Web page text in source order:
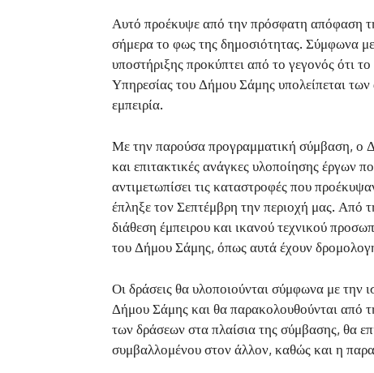
Αυτό προέκυψε από την πρόσφατη απόφαση
σήμερα το φως της δημοσιότητας. Σύμφωνα
υποστήριξης προκύπτει από το γεγονός ότι
Υπηρεσίας του Δήμου Σάμης υπολείπεται
εμπειρία.
Με την παρούσα προγραμματική σύμβαση, ο
και επιτακτικές ανάγκες υλοποίησης έργων
αντιμετωπίσει τις καταστροφές που
έπληξε τον Σεπτέμβρη την περιοχή μας. Από
διάθεση έμπειρου και ικανού τεχνικού
του Δήμου Σάμης, όπως αυτά έχουν
Οι δράσεις θα υλοποιούνται σύμφωνα με την
Δήμου Σάμης και θα παρακολουθούνται από
των δράσεων στα πλαίσια της σύμβασης, θα
συμβαλλομένου στον άλλον, καθώς και η